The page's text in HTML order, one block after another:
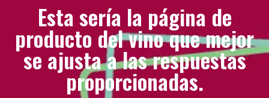
Esta sería la página de
producto del vino que mejor
se ajusta a las respuestas
proporcionadas.